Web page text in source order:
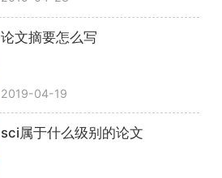
论文摘要怎么写
2019-04-19
sci属于什么级别的论文